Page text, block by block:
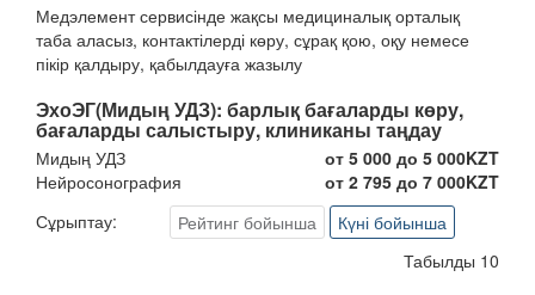
Медэлемент сервисінде жақсы медициналық орталық
таба аласыз, контактілерді көру, сұрақ қою, оқу немесе
пікір қалдыру, қабылдауға жазылу
ЭхоЭГ(Мидың УДЗ): барлық бағаларды көру,
бағаларды салыстыру, клиниканы таңдау
Мидың УДЗ
от 5 000 до 5 000KZT
Нейросонография
от 2 795 до 7 000KZT
Сұрыптау:
Рейтинг бойынша
Күні бойынша
Табылды 10